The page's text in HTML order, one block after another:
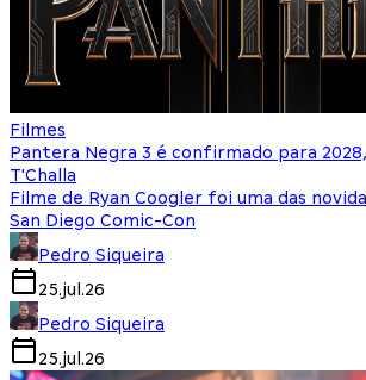
Filmes
Pantera Negra 3 é confirmado para
T'Challa
Filme de Ryan Coogler foi uma das
San Diego Comic-Con
Pedro Siqueira
25.jul.26
Pedro Siqueira
25.jul.26